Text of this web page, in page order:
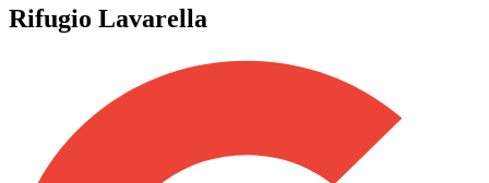
Rifugio Lavarella